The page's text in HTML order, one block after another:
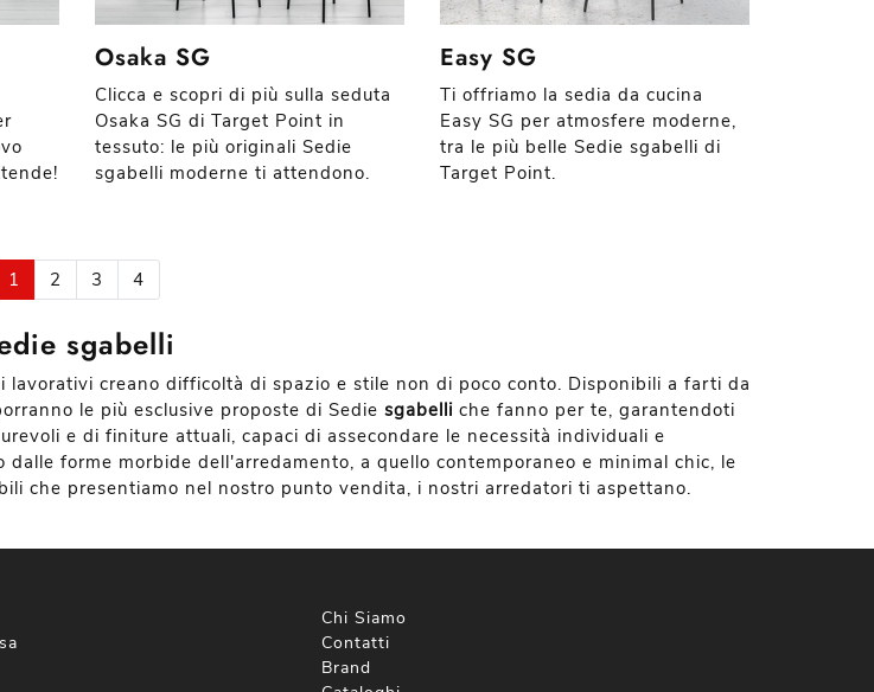
Osaka SG
Clicca e scopri di più sulla seduta
Osaka SG di Target Point in
tessuto: le più originali Sedie
sgabelli moderne ti attendono.
Easy SG
Ti offriamo la sedia da cucina
Easy SG per atmosfere moderne,
tra le più belle Sedie sgabelli di
Target Point.
1 2 3 4
sgabelli
creano difficoltà di spazio e stile non di poco conto. Disponibili a farti da
le più esclusive proposte di Sedie sgabelli che fanno per te, garantendoti
e di finiture attuali, capaci di assecondare le necessità individuali e
forme morbide dell'arredamento, a quello contemporaneo e minimal chic, le
che presentiamo nel nostro punto vendita, i nostri arredatori ti aspettano.
Chi Siamo
Contatti
Brand